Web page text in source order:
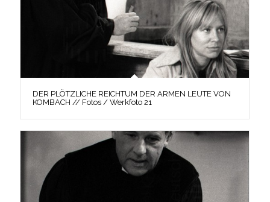
DER PLÖTZLICHE REICHTUM DER ARMEN LEUTE VON
KOMBACH // Fotos / Werkfoto 21